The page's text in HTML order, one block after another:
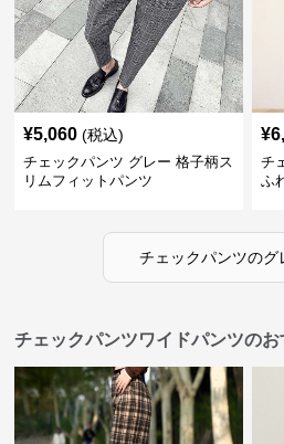
¥5,060 (税込)
チェックパンツ グレー 格子柄ス
リムフィットパンツ
¥
チ
ふ
チェックパンツのグ
チェックパンツワイドパンツの